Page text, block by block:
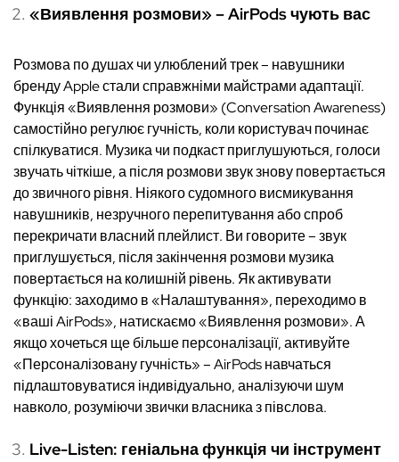
«Виявлення розмови» – AirPods чують вас
Розмова по душах чи улюблений трек – навушники
бренду Apple стали справжніми майстрами адаптації.
Функція «Виявлення розмови» (Conversation Awareness)
самостійно регулює гучність, коли користувач починає
спілкуватися. Музика чи подкаст приглушуються, голоси
звучать чіткіше, а після розмови звук знову повертається
до звичного рівня. Ніякого судомного висмикування
навушників, незручного перепитування або спроб
перекричати власний плейлист. Ви говорите – звук
приглушується, після закінчення розмови музика
повертається на колишній рівень. Як активувати
функцію: заходимо в «Налаштування», переходимо в
«ваші AirPods», натискаємо «Виявлення розмови». А
якщо хочеться ще більше персоналізації, активуйте
«Персоналізовану гучність» – AirPods навчаться
підлаштовуватися індивідуально, аналізуючи шум
навколо, розуміючи звички власника з півслова.
Live-Listen: геніальна функція чи інструмент